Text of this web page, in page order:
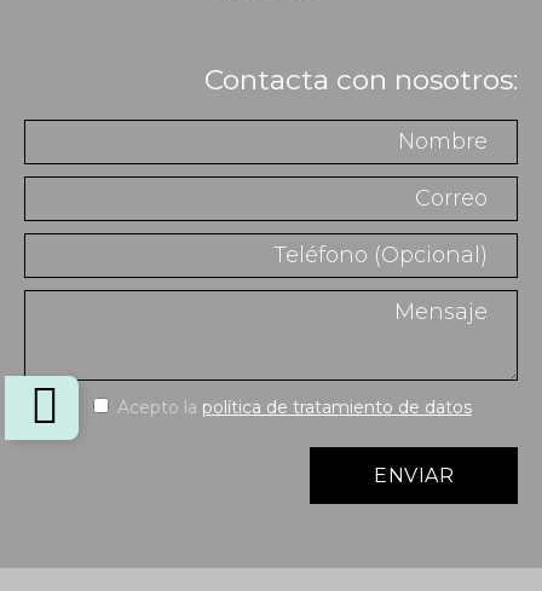
Contacta con nosotros:
Acepto la política de tratamiento de datos